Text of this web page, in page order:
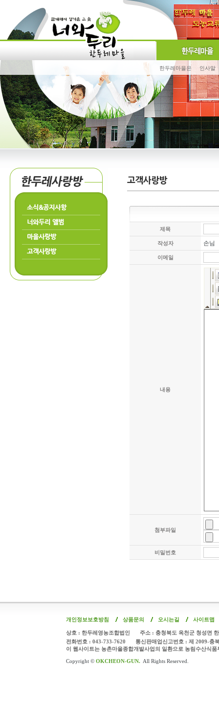
한두레마을은 인사말
소식&공지사항
너와두리 앨범
마을사랑방
고객사랑방
제목
작성자 손님
이메일
내용
첨부파일
비밀번호
개인정보보호방침 상품문의 오시는길 사이트맵
상호 : 한두레영농조합법인
주소 : 충청북도 옥천군 청성면
전화번호 : 043-733-7620
통신판매업신고번호 : 제 2009-충
이 웹사이트는 농촌마을종합개발사업의 일환으로 농림수산식
Copyright © OKCHEON-GUN. All Rights Reserved.